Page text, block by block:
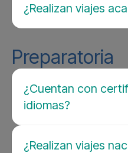
¿Realizan viajes
Preparatoria
¿Cuentan con
idiomas?
¿Realizan viajes